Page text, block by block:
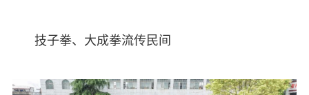
技子拳、大成拳流传民间